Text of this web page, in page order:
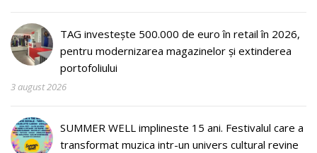
TAG investește 500.000 de euro în retail în 2026,
pentru modernizarea magazinelor și extinderea
portofoliului
3 august 2026
SUMMER WELL implineste 15 ani. Festivalul care a
transformat muzica intr-un univers cultural revine